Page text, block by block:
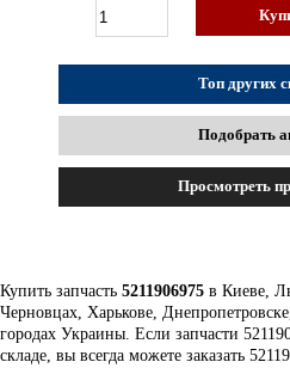
Топ других
Подобрать
Просмотреть
Купить запчасть 5211906975 в Киеве,
Черновцах, Харькове,
городах Украины. Если запчасти
складе, вы всегда можете заказать